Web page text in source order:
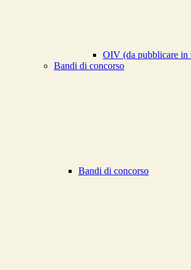
OIV (da pubblicare in
Bandi di concorso
Bandi di concorso